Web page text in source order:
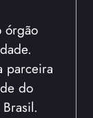
órgão
parceira
do